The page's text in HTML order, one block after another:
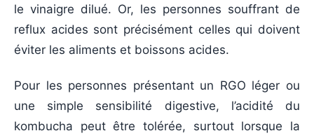
le vinaigre dilué. Or, les personnes souffrant de
reflux acides sont précisément celles qui doivent
éviter les aliments et boissons acides.
Pour les personnes présentant un RGO léger ou
une simple sensibilité digestive, l’acidité du
kombucha peut être tolérée, surtout lorsque la